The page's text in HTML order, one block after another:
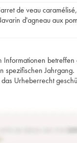
de veau caramélisé,
d'agneau aux
Informationen
spezifischen Jahrgang.
Urheberrecht